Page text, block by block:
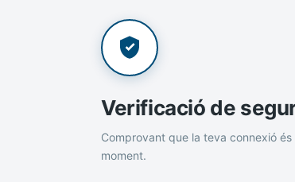
Verificació de
Comprovant que la teva connexió és
moment.